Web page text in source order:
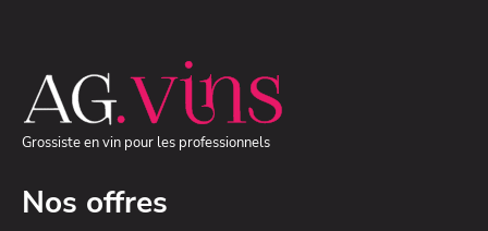
Grossiste en vin pour les professionnels
Nos offres